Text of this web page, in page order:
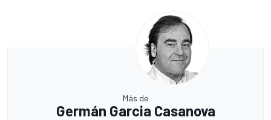
Más de
Germán Garcia Casanova